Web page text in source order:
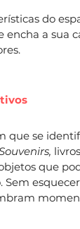
do
encha a sua
que se
que
Sem